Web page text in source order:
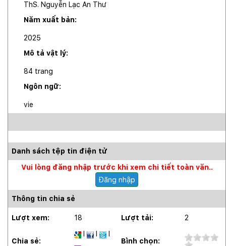
ThS. Nguyễn Lạc An Thư
Năm xuất bản:
2025
Mô tả vật lý:
84 trang
Ngôn ngữ:
vie
Danh sách tệp tin điện tử
Vui lòng đăng nhập trước khi xem chi tiết toàn văn..
Đăng nhập
Thông tin chia sẻ
Lượt xem: 18 Lượt tải: 2
Chia sẻ:
Bình chọn: